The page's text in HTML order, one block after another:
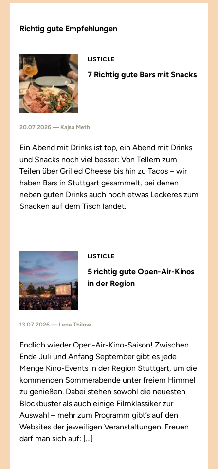
Richtig gute Empfehlungen
LISTICLE
7 Richtig gute Bars mit Snacks
20.07.2026 — Kajsa Meth
Ein Abend mit Drinks ist top, ein Abend mit Drinks
und Snacks noch viel besser: Von Tellern zum
Teilen über Grilled Cheese bis hin zu Tacos – wir
haben Bars in Stuttgart gesammelt, bei denen
neben guten Drinks auch noch etwas Leckeres zum
Snacken auf dem Tisch landet.
LISTICLE
5 richtig gute Open-Air-Kinos
in der Region
13.07.2026 — Lena Thilow
Endlich wieder Open-Air-Kino-Saison! Zwischen
Ende Juli und Anfang September gibt es jede
Menge Kino-Events in der Region Stuttgart, um die
kommenden Sommerabende unter freiem Himmel
zu genießen. Dabei stehen sowohl die neuesten
Blockbuster als auch einige Filmklassiker zur
Auswahl – mehr zum Programm gibt’s auf den
Websites der jeweiligen Veranstaltungen. Freuen
darf man sich auf: […]